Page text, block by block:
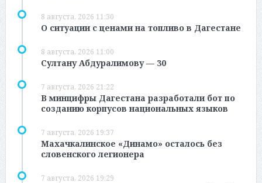
8 августа, 2026 11:30
О ситуации с ценами на топливо в Дагестане
8 августа, 2026 11:00
Султану Абдуралимову — 30
7 августа, 2026 21:22
В минцифры Дагестана разработали бот по
созданию корпусов национальных языков
7 августа, 2026 19:37
Махачкалинское «Динамо» осталось без
словенского легионера
7 августа, 2026 19:29